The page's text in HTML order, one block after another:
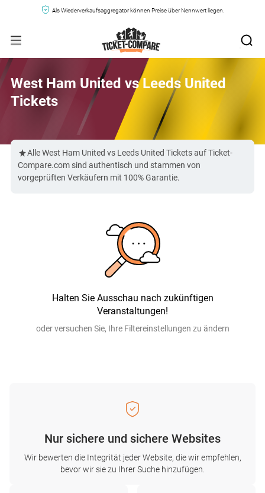
Als Wiederverkaufsaggregator können Preise über Nennwert liegen.
West Ham United vs Leeds United
Tickets
Alle West Ham United vs Leeds United Tickets auf Ticket-
Compare.com sind authentisch und stammen von
vorgeprüften Verkäufern mit 100% Garantie.
Halten Sie Ausschau nach zukünftigen
Veranstaltungen!
oder versuchen Sie, Ihre Filtereinstellungen zu ändern
Nur sichere und sichere Websites
Wir bewerten die Integrität jeder Website, die wir empfehlen,
bevor wir sie zu Ihrer Suche hinzufügen.